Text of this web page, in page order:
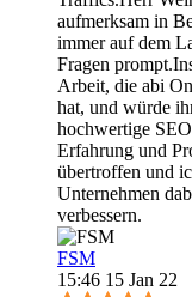
aufmerksam in
immer auf dem
Fragen
Arbeit, die abi
hat, und würde
hochwertige
Erfahrung und
übertroffen und
Unternehmen
verbessern.
FSM
15:46 15 Jan 22